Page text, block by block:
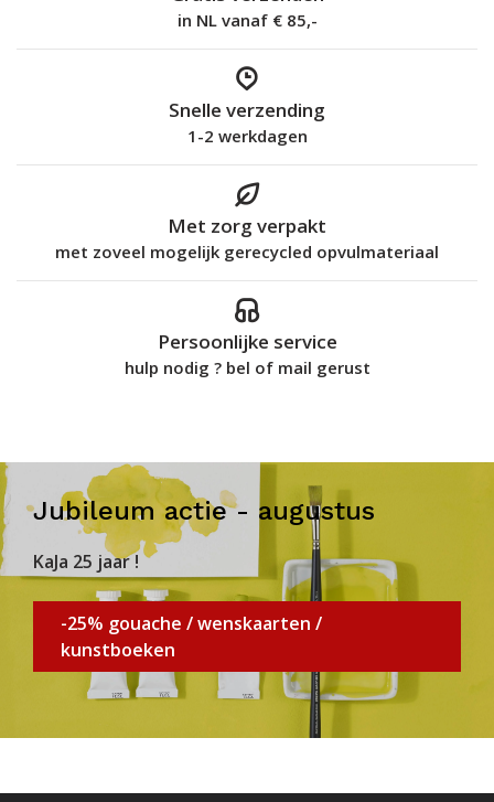
in NL vanaf € 85,-
Snelle verzending
1-2 werkdagen
Met zorg verpakt
met zoveel mogelijk gerecycled opvulmateriaal
Persoonlijke service
hulp nodig ? bel of mail gerust
Jubileum actie - augustus
KaJa 25 jaar !
-25% gouache / wenskaarten /
kunstboeken